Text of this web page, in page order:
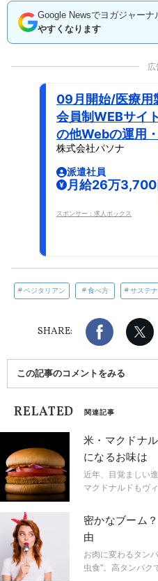
Google Newsでヨガジャーナ
やすくなります
広
09月開始/医療用
会員制WEBサイ
の他Webの運用
般事務
株式会社パソナ
派遣社員
月給26万3,700
スポンサー：求人ボックス
ベジタリアン 食べ方 サステ
SHARE:
Facebook
この記事のコメントをみる
RELATED 関連記事
米・マクドナ
になるお味は
近年、目覚ましい
マクドナルドもヴ
密かなブーム
由
お肉に変わるタン
虫食"。高タンパク